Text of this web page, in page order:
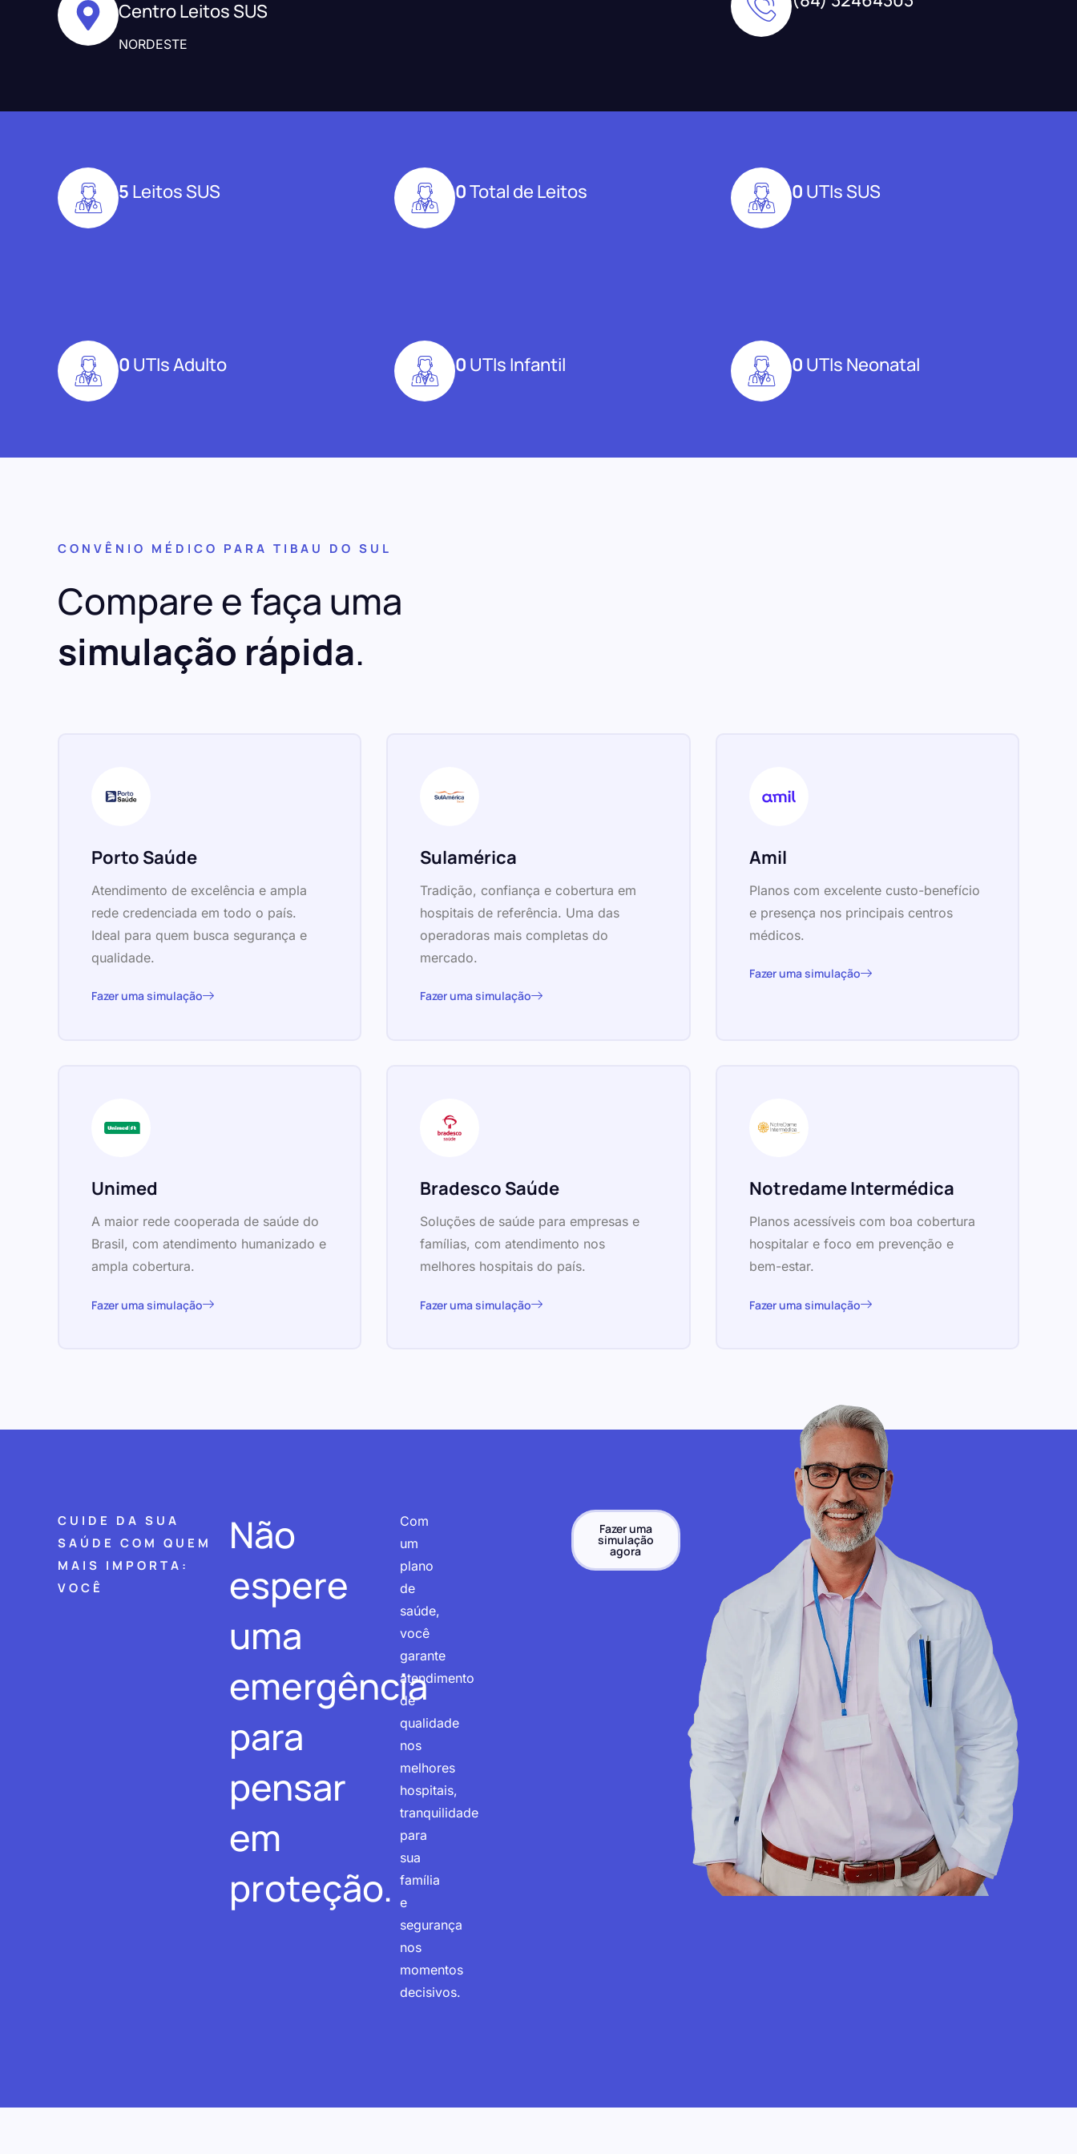
Centro Leitos SUS
NORDESTE
5 Leitos SUS 0Total de Leitos 0 UTIs SUS
0 UTIs Adulto 0 UTIs Infantil 0 UTIs Neonatal
CONVÊNIO MÉDICO PARA TIBAU DO SUL
Compare e faça uma
simulação rápida.
Porto Saúde
Atendimento de excelência e ampla
rede credenciada em todo o país.
Ideal para quem busca segurança e
qualidade.
Fazer uma simulação
Sulamérica
Tradição, confiança e cobertura em
hospitais de referência. Uma das
operadoras mais completas do
mercado.
Fazer uma simulação
Amil
Planos com excelente custo-benefício
e presença nos principais centros
médicos.
Fazer uma simulação
Unimed
A maior rede cooperada de saúde do
Brasil, com atendimento humanizado e
ampla cobertura.
Fazer uma simulação
Bradesco Saúde
Soluções de saúde para empresas e
famílias, com atendimento nos
melhores hospitais do país.
Fazer uma simulação
Notredame Intermédica
Planos acessíveis com boa cobertura
hospitalar e foco em prevenção e
bem-estar.
Fazer uma simulação
CUIDE DA SUA
SAÚDE COM QUEM
MAIS IMPORTA:
VOCÊ
Não
espere
uma
emergência
para
pensar
em
proteção.
Com
um
plano
de
saúde,
você
garante
atendimento
de
qualidade
nos
melhores
hospitais,
tranquilidade
para
sua
família
e
segurança
nos
momentos
decisivos.
Fazer uma
simulação
agora